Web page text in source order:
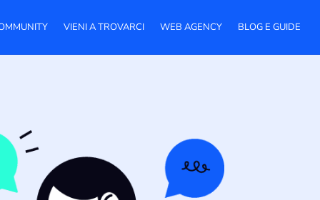
VIENI A TROVARCI WEB AGENCY BLOG E GUIDE